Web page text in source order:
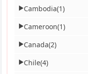
▶Cambodia(1)
▶Cameroon(1)
▶Canada(2)
▶Chile(4)